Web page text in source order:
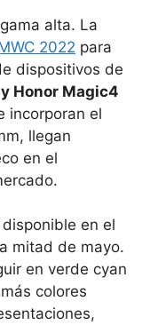
alta. La
2022 para
dispositivos de
Honor Magic4
incorporan el
llegan
en el
en el
mitad de mayo.
en verde cyan
colores